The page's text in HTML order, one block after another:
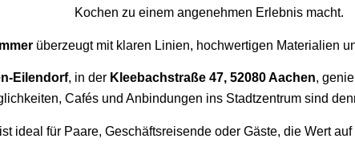
Kochen zu einem angenehmen Erlebnis macht.
überzeugt mit klaren Linien, hochwertigen Materialien
Eilendorf, in der Kleebachstraße 47, 52080 Aachen,
Cafés und Anbindungen ins Stadtzentrum sind
ideal für Paare, Geschäftsreisende oder Gäste, die Wert